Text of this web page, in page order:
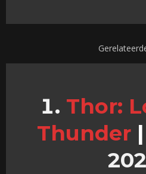
Thor:
Thunder |